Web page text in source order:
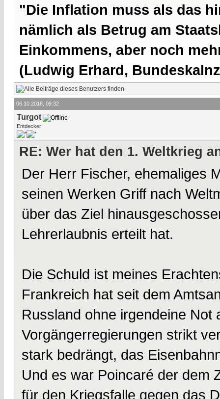
"Die Inflation muss als das
nämlich als Betrug am
Einkommens, aber noch
(Ludwig Erhard,
06.10.2018, 09:32
Turgot
Entdecker
RE: Wer hat den 1. Weltkrieg
Der Herr Fischer, ehemaliges
seinen Werken Griff nach
über das Ziel
Lehrerlaubnis erteilt hat.
Die Schuld ist meines
Frankreich hat seit dem
Russland ohne irgendeine
Vorgängerregierungen strikt
stark bedrängt, das
Und es war Poincaré der dem
für den Kriegsfalle gegen das